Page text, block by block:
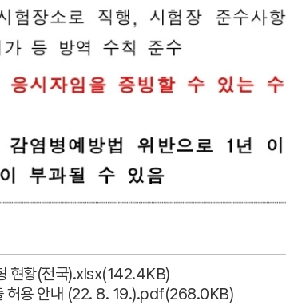
현황(전국).xlsx(142.4KB)
허용 안내 (22. 8. 19.).pdf(268.0KB)